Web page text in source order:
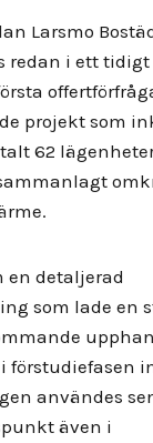
Larsmo
redan i ett tidigt
projekt som
62
en detaljerad
som lade en
förstudiefasen
användes
även i